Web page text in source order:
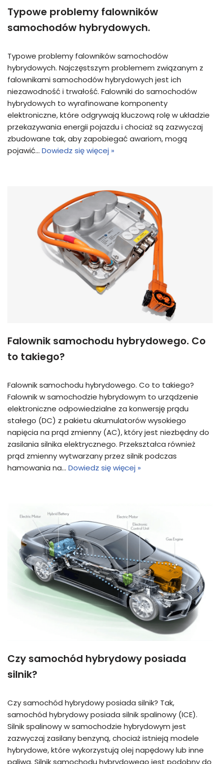
Typowe problemy falowników
samochodów hybrydowych.
Typowe problemy falowników samochodów
hybrydowych. Najczęstszym problemem związanym z
falownikami samochodów hybrydowych jest ich
niezawodność i trwałość. Falowniki do samochodów
hybrydowych to wyrafinowane komponenty
elektroniczne, które odgrywają kluczową rolę w układzie
przekazywania energii pojazdu i chociaż są zazwyczaj
zbudowane tak, aby zapobiegać awariom, mogą
pojawić… Dowiedz się więcej »
Falownik samochodu hybrydowego. Co
to takiego?
Falownik samochodu hybrydowego. Co to takiego?
Falownik w samochodzie hybrydowym to urządzenie
elektroniczne odpowiedzialne za konwersję prądu
stałego (DC) z pakietu akumulatorów wysokiego
napięcia na prąd zmienny (AC), który jest niezbędny do
zasilania silnika elektrycznego. Przekształca również
prąd zmienny wytwarzany przez silnik podczas
hamowania na… Dowiedz się więcej »
Czy samochód hybrydowy posiada
silnik?
Czy samochód hybrydowy posiada silnik? Tak,
samochód hybrydowy posiada silnik spalinowy (ICE).
Silnik spalinowy w samochodzie hybrydowym jest
zazwyczaj zasilany benzyną, chociaż istnieją modele
hybrydowe, które wykorzystują olej napędowy lub inne
paliwa. Silnik samochodu hybrydowego jest podobny do